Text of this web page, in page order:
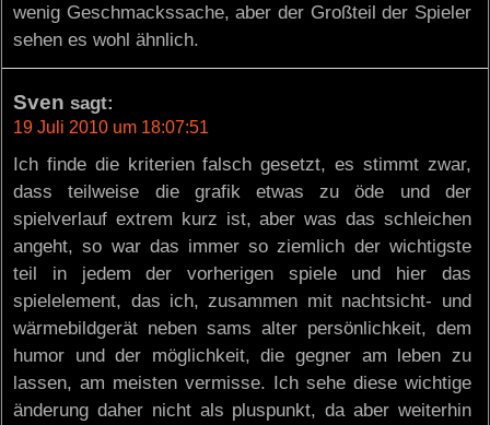
wenig Geschmackssache, aber der Großteil der Spieler
sehen es wohl ähnlich.
Sven sagt:
19 Juli 2010 um 18:07:51
Ich finde die kriterien falsch gesetzt, es stimmt zwar,
dass teilweise die grafik etwas zu öde und der
spielverlauf extrem kurz ist, aber was das schleichen
angeht, so war das immer so ziemlich der wichtigste
teil in jedem der vorherigen spiele und hier das
spielelement, das ich, zusammen mit nachtsicht- und
wärmebildgerät neben sams alter persönlichkeit, dem
humor und der möglichkeit, die gegner am leben zu
lassen, am meisten vermisse. Ich sehe diese wichtige
änderung daher nicht als pluspunkt, da aber weiterhin